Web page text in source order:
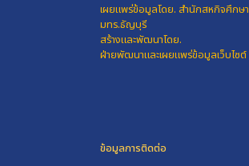
เผยแพร่ข้อมูลโดย. สำนักสหกิจศึกษา
มทร.ธัญบุรี
สร้างและพัฒนาโดย.
ฝ่ายพัฒนาและเผยแพร่ข้อมูลเว็บไซต์
ข้อมูลการติดต่อ